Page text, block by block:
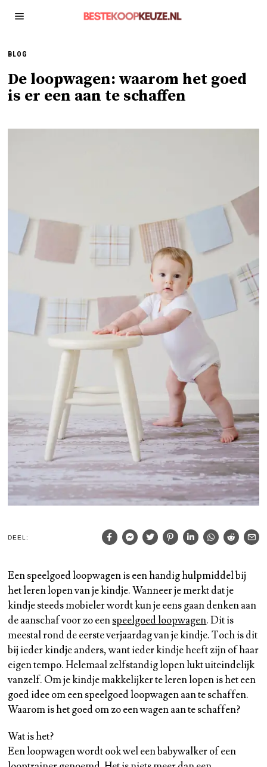
BLOG
De loopwagen: waarom het goed
is er een aan te schaffen
DEEL:
Een speelgoed loopwagen is een handig hulpmiddel bij
het leren lopen van je kindje. Wanneer je merkt dat je
kindje steeds mobieler wordt kun je eens gaan denken aan
de aanschaf voor zo eenspeelgoed loopwagen. Dit is
meestal rond de eerste verjaardag van je kindje. Toch is dit
bij ieder kindje anders, want ieder kindje heeft zijn of haar
eigen tempo. Helemaal zelfstandig lopen lukt uiteindelijk
vanzelf. Om je kindje makkelijker te leren lopen is het een
goed idee om een speelgoed loopwagen aan te schaffen.
Waarom is het goed om zo een wagen aan te schaffen?
Wat is het?
Een loopwagen wordt ook wel een babywalker of een